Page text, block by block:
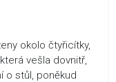
okolo čtyřicítky,
vešla dovnitř,
o stůl, poněkud